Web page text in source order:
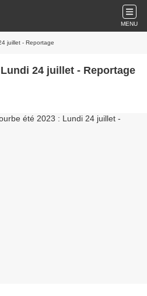
MENU
juillet - Reportage
24 juillet - Reportage